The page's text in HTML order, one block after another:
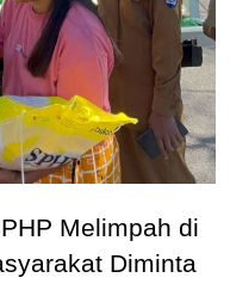
Melimpah di
Diminta